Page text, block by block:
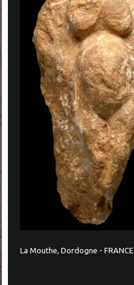
La Mouthe, Dordogne - FRANCE